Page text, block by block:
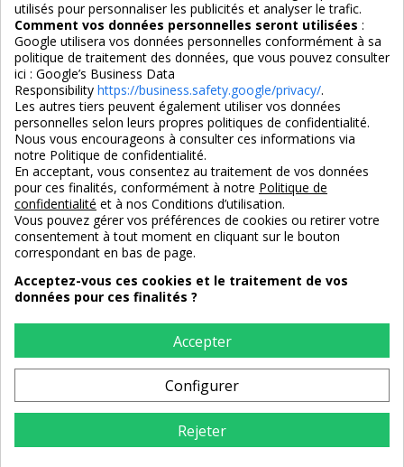
4,7/5
3X SANS FRAIS
100% sécurisé
PAIEMENT 100% SÉCURISÉ
par CB / Amex / Virement
LIVRAISON 12/18 JOURS
depuis 2008
RETOURS
sous 14 jours
utilisés pour personnaliser les publicités et analyser le trafic.
Comment vos données personnelles seront utilisées :
Google utilisera vos données personnelles conformément à sa
politique de traitement des données, que vous pouvez consulter
ici : Google’s Business Data
Responsibility https://business.safety.google/privacy/.
Les autres tiers peuvent également utiliser vos données
personnelles selon leurs propres politiques de confidentialité.
Nous vous encourageons à consulter ces informations via
notre Politique de confidentialité.
En acceptant, vous consentez au traitement de vos données
pour ces finalités, conformément à notre Politique de
confidentialité et à nos Conditions d’utilisation.
Vous pouvez gérer vos préférences de cookies ou retirer votre
consentement à tout moment en cliquant sur le bouton
correspondant en bas de page.
Acceptez-vous ces cookies et le traitement de vos
données pour ces finalités ?
Accepter
Configurer
Rejeter